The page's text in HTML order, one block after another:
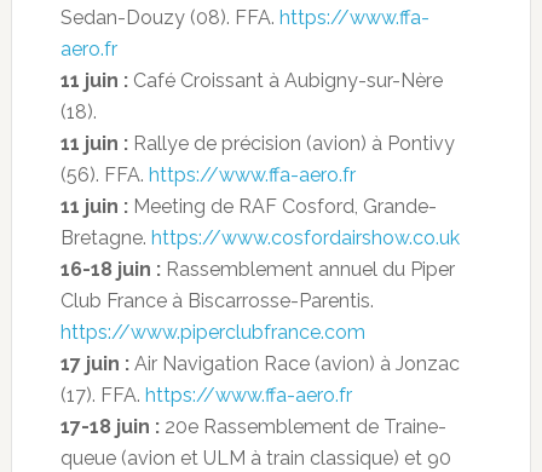
Sedan-Douzy (08). FFA. https://www.ffa-
aero.fr
11 juin :Café Croissant à Aubigny-sur-Nère
(18).
11 juin :Rallye de précision (avion) à Pontivy
(56). FFA. https://www.ffa-aero.fr
11 juin :Meeting de RAF Cosford, Grande-
Bretagne. https://www.cosfordairshow.co.uk
16-18 juin :Rassemblement annuel du Piper
Club France à Biscarrosse-Parentis.
https://www.piperclubfrance.com
17 juin :Air Navigation Race (avion) à Jonzac
(17). FFA. https://www.ffa-aero.fr
17-18 juin :20e Rassemblement de Traine-
queue (avion et ULM à train classique) et 90